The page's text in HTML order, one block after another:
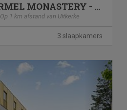
VILLA KARMEL MONASTERY - APARTMENT 8
Op 1 km afstand van Uitkerke
3 slaapkamers
Next